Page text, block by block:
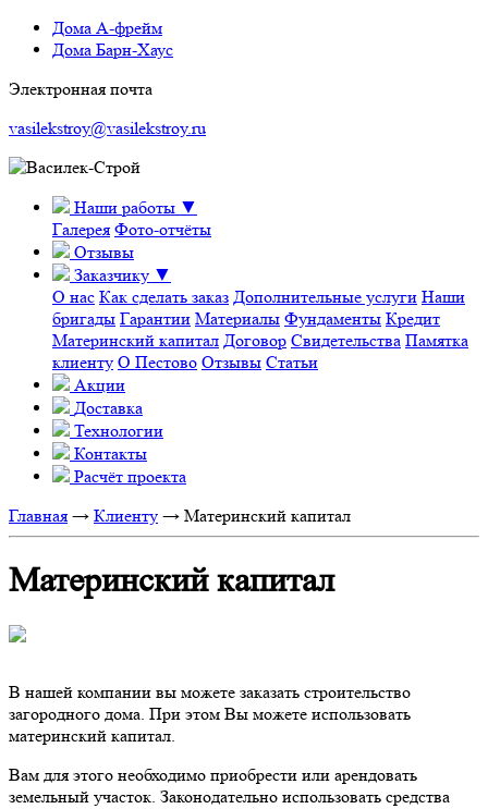
Дома А-фрейм
Дома Барн-Хаус
Электронная почта
vasilekstroy@vasilekstroy.ru
Наши работы ▼
Галерея Фото-отчёты
Отзывы
Заказчику ▼
О нас Как сделать заказ Дополнительные услуги Наши
бригады Гарантии Материалы Фундаменты Кредит
Материнский капитал Договор Свидетельства Памятка
клиенту О Пестово Отзывы Статьи
Акции
Доставка
Технологии
Контакты
Расчёт проекта
Главная → Клиенту → Материнский капитал
Материнский капитал
В нашей компании вы можете заказать строительство
загородного дома. При этом Вы можете использовать
материнский капитал.
Вам для этого необходимо приобрести или арендовать
земельный участок. Законодательно использовать средства